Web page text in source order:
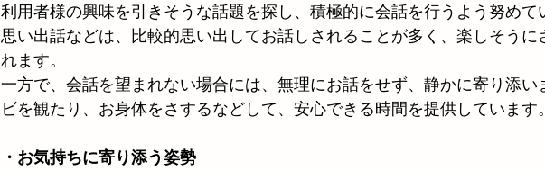
利用者様の興味を引きそうな話題を探し、積極的に会話を行うよう努めて
思い出話などは、比較的思い出してお話しされることが多く、楽しそうに
れます。
一方で、会話を望まれない場合には、無理にお話をせず、静かに寄り添い
ビを観たり、お身体をさするなどして、安心できる時間を提供しています。
・お気持ちに寄り添う姿勢